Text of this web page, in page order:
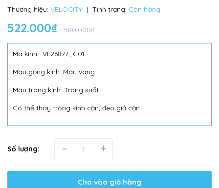
Thương hiệu: VELOCITY | Tình trạng: Còn hàng
522.000₫ 580.000₫
Mã kính: VL26877_C01
Màu gọng kính: Màu vàng
Màu tròng kính: Trong suốt
Có thể thay tròng kính cận, đeo giả cận
Số lượng: - +
Cho vào giỏ hàng